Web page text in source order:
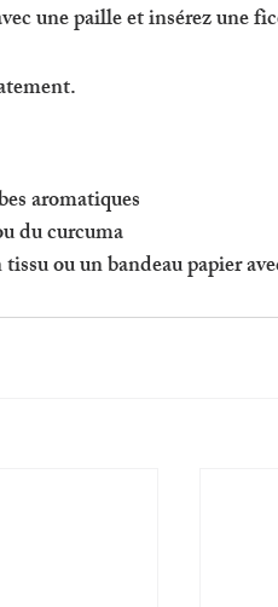
une paille et insérez une
aromatiques
du curcuma
ou un bandeau papier